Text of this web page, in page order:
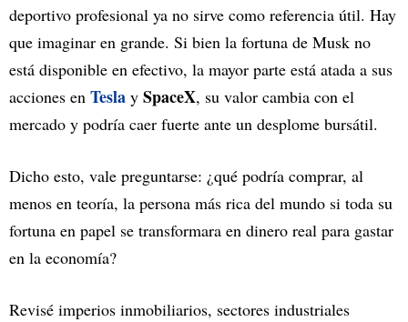
deportivo profesional ya no sirve como referencia útil. Hay
que imaginar en grande. Si bien la fortuna de Musk no
está disponible en efectivo, la mayor parte está atada a sus
acciones en Tesla y SpaceX, su valor cambia con el
mercado y podría caer fuerte ante un desplome bursátil.
Dicho esto, vale preguntarse: ¿qué podría comprar, al
menos en teoría, la persona más rica del mundo si toda su
fortuna en papel se transformara en dinero real para gastar
en la economía?
Revisé imperios inmobiliarios, sectores industriales